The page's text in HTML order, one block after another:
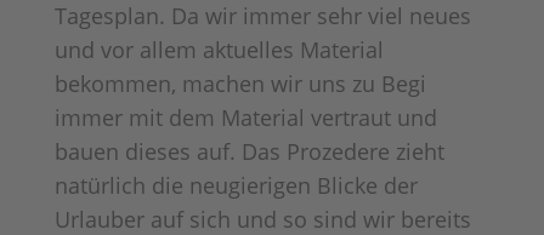
Tagesplan. Da wir immer sehr viel neues
und vor allem aktuelles Material
bekommen, machen wir uns zu Begi
immer mit dem Material vertraut und
bauen dieses auf. Das Prozedere zieht
natürlich die neugierigen Blicke der
Urlauber auf sich und so sind wir bereits